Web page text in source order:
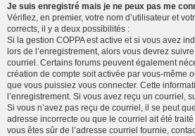
Je suis enregistré mais je ne peux pas me
Vérifiez, en premier, votre nom d’utilisateur et
corrects, il y a deux possibilités :
Si la gestion COPPA est active et si vous avez
lors de l’enregistrement, alors vous devrez
courriel. Certains forums peuvent également
création de compte soit activée par vous-même
que vous puissiez vous connecter. Cette
l’enregistrement. Si vous avez reçu un courriel,
Si vous n’avez pas reçu de courriel, il se peut
adresse incorrecte ou que le courriel ait été
vous êtes sûr de l’adresse courriel fournie,